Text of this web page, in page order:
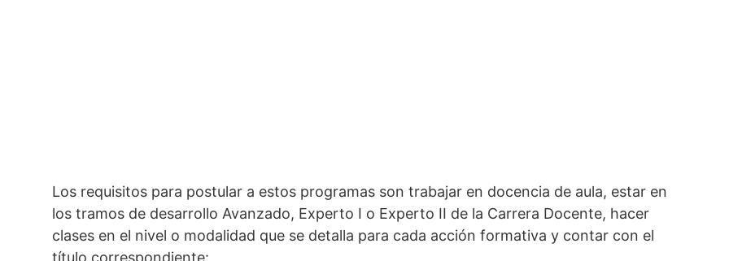
Los requisitos para postular a estos programas son trabajar en docencia de aula, estar en
los tramos de desarrollo Avanzado, Experto I o Experto II de la Carrera Docente, hacer
clases en el nivel o modalidad que se detalla para cada acción formativa y contar con el
título correspondiente: